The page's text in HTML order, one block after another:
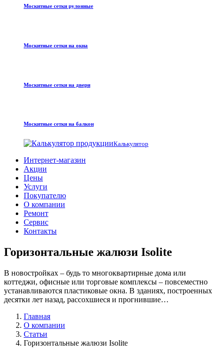
Москитные сетки рулонные
Москитные сетки на окна
Москитные сетки на двери
Москитные сетки на балкон
Калькулятор
Интернет-магазин
Акции
Цены
Услуги
Покупателю
О компании
Ремонт
Сервис
Контакты
Горизонтальные жалюзи Isolite
В новостройках – будь то многоквартирные дома или
коттеджи, офисные или торговые комплексы – повсеместно
устанавливаются пластиковые окна. В зданиях, построенных
десятки лет назад, рассохшиеся и прогнившие…
Главная
О компании
Статьи
Горизонтальные жалюзи Isolite